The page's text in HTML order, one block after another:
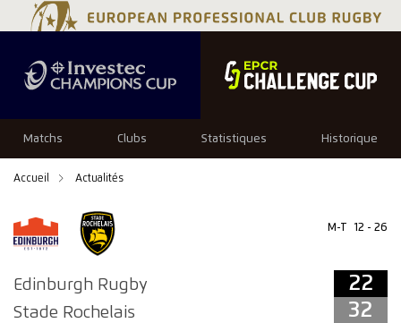
Matchs Clubs Statistiques Historique
Accueil Actualités
Edinburgh Rugby
Stade Rochelais
M-T 12 - 26
22
32
22 32